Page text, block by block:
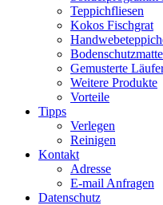
Teppichfliesen
Kokos Fischgrat
Gemusterte
Weitere Produkte
Vorteile
Tipps
Verlegen
Reinigen
Kontakt
Adresse
E-mail Anfragen
Datenschutz